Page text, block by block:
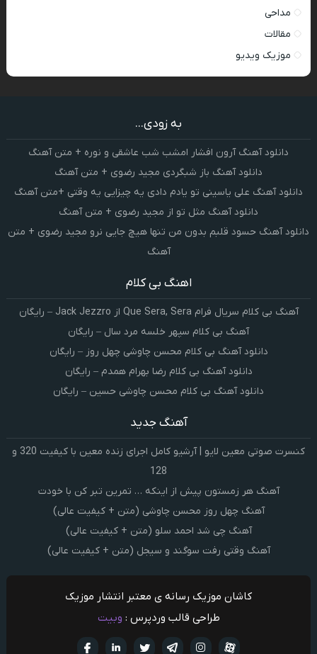
مداحی
مقالات
موزیک ویدیو
به زودی...
دانلود آهنگ آرون افشار امشب شب عاشقی و نوره + متن آهنگ
دانلود آهنگ باز شبگردی مجید رضوی + متن آهنگ
دانلود آهنگ علی یاسینی تو یادم دادی یه چیزایی یه وقتی +متن آهنگ
دانلود آهنگ مثل تو از مجید رضوی + متن آهنگ
دانلود آهنگ حسود قلبم بدون من تنها هیچ جایی نرو مجید رضوی + متن
آهنگ
اهنگ بی کلام
آهنگ بی کلام سریال فرام Que Sera, Sera از Jack Jezzro – رایگان
آهنگ بی کلام سپهر خلسه مرد سال – رایگان
دانلود آهنگ بی کلام محسن چاوشی چهل روز – رایگان
دانلود آهنگ بی کلام رضا بهرام همدم – رایگان
دانلود آهنگ بی کلام محسن چاوشی حسین – رایگان
آهنگ جدید
کنسرت صوتی معین لایو | آرشیو کامل اجرای زنده معین با کیفیت 320 و
128
آهنگ هر زمستون پیش از اینکه … تمرین تبر کن با خودت
آهنگ چهل روز محسن چاوشی (متن + کیفیت عالی)
آهنگ چی شد احمد سلو (متن + کیفیت عالی)
آهنگ وقتی رفت سوگند و سیجل (متن + کیفیت عالی)
کاشان موزیک رسانه ی معتبر انتشار موزیک
طراحی قالب وردپرس : وبیت
تويتر تلگرام
اینستاگرام آپارات